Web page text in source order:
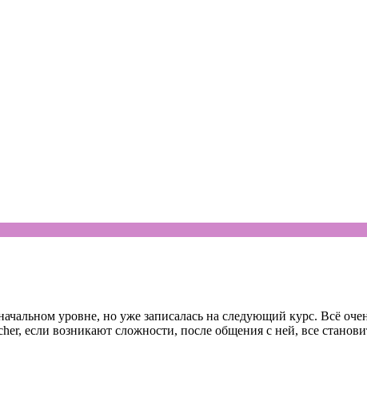
уровне, но уже записалась на следующий курс. Всё
если возникают сложности, после общения с ней, все